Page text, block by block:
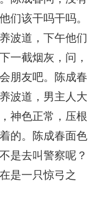
们该干吗干吗。
波道，下午他们
一截烟灰，问，
朋友吧。陈成春
波道，男主人大
神色正常，压根
的。陈成春面色
是去叫警察呢？
是一只惊弓之